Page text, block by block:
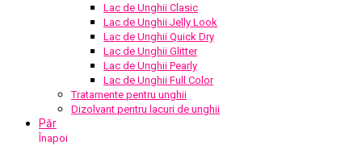
Lac de Unghii Clasic
Lac de Unghii Jelly Look
Lac de Unghii Quick Dry
Lac de Unghii Glitter
Lac de Unghii Pearly
Lac de Unghii Full Color
Tratamente pentru unghii
Dizolvant pentru lacuri de unghii
Păr
Înapoi